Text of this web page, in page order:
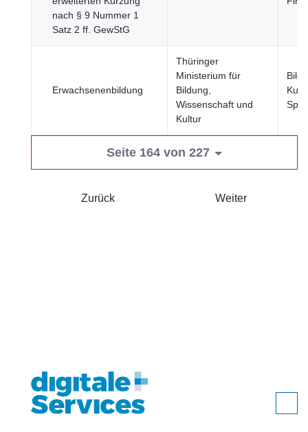
nach § 9 Nummer 1
Satz 2 ff. GewStG
Erwachsenenbildung
Thüringer
Ministerium für
Bildung,
Wissenschaft und
Kultur
Seite 164 von 227
Zurück Weiter